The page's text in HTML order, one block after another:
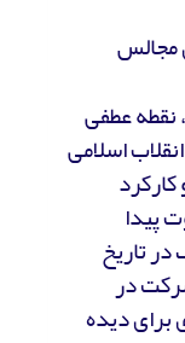
مجالس
نقطه عطفی
اسلامی
پیدا
تاریخ
در
برای دیده